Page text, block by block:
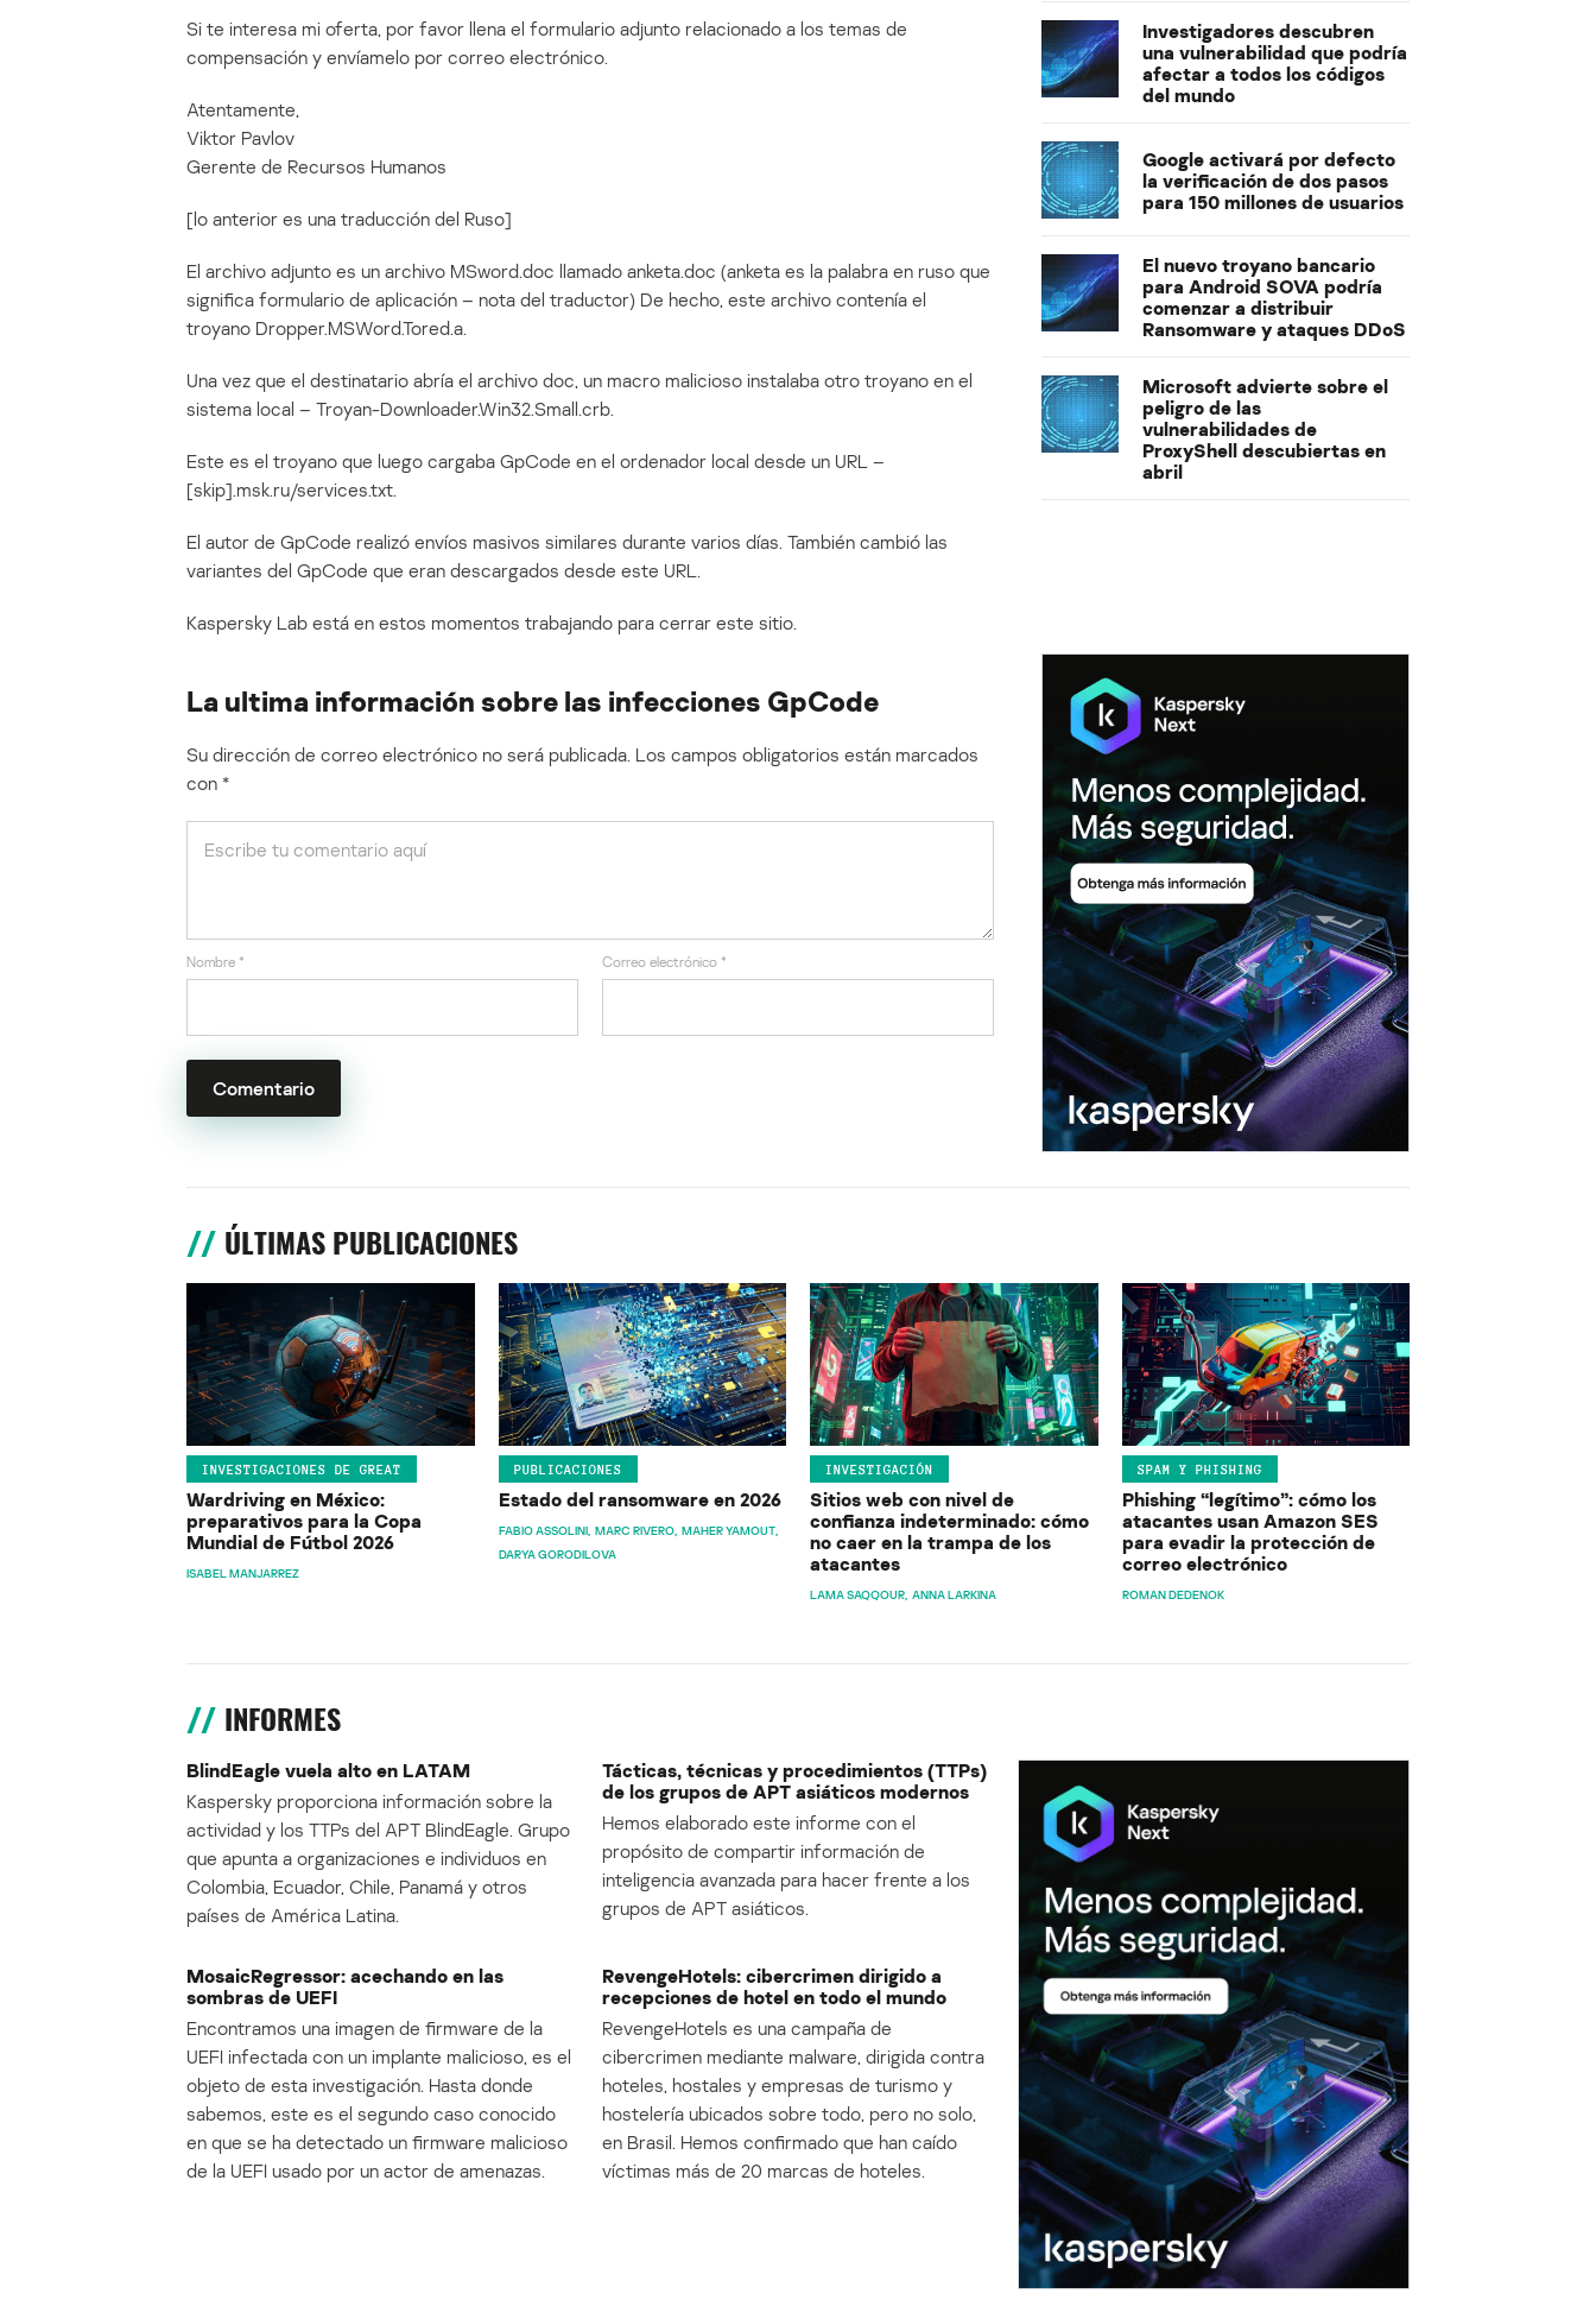
Si te interesa mi oferta, por favor llena el formulario adjunto relacionado a los temas de
compensación y envíamelo por correo electrónico.
Atentamente,
Viktor Pavlov
Gerente de Recursos Humanos
[lo anterior es una traducción del Ruso]
El archivo adjunto es un archivo MSword.doc llamado anketa.doc (anketa es la palabra en ruso que
significa formulario de aplicación – nota del traductor) De hecho, este archivo contenía el
troyano Dropper.MSWord.Tored.a.
Una vez que el destinatario abría el archivo doc, un macro malicioso instalaba otro troyano en el
sistema local – Troyan-Downloader.Win32.Small.crb.
Este es el troyano que luego cargaba GpCode en el ordenador local desde un URL –
[skip].msk.ru/services.txt.
El autor de GpCode realizó envíos masivos similares durante varios días. También cambió las
variantes del GpCode que eran descargados desde este URL.
Kaspersky Lab está en estos momentos trabajando para cerrar este sitio.
La ultima información sobre las infecciones GpCode
Su dirección de correo electrónico no será publicada. Los campos obligatorios están marcados
con *
Nombre * Correo electrónico *
Investigadores descubren
una vulnerabilidad que podría
afectar a todos los códigos
del mundo
Google activará por defecto
la verificación de dos pasos
para 150 millones de usuarios
El nuevo troyano bancario
para Android SOVA podría
comenzar a distribuir
Ransomware y ataques DDoS
Microsoft advierte sobre el
peligro de las
vulnerabilidades de
ProxyShell descubiertas en
abril
ÚLTIMAS PUBLICACIONES
INVESTIGACIONES DE GREAT
Wardriving en México:
preparativos para la Copa
Mundial de Fútbol 2026
ISABEL MANJARREZ
PUBLICACIONES
Estado del ransomware en 2026
FABIO ASSOLINI MARC RIVERO MAHER YAMOUT
DARYA GORODILOVA
INVESTIGACIÓN
Sitios web con nivel de
confianza indeterminado: cómo
no caer en la trampa de los
atacantes
LAMA SAQQOUR ANNA LARKINA
SPAM Y PHISHING
Phishing “legítimo”: cómo los
atacantes usan Amazon SES
para evadir la protección de
correo electrónico
ROMAN DEDENOK
INFORMES
BlindEagle vuela alto en LATAM
Kaspersky proporciona información sobre la
actividad y los TTPs del APT BlindEagle. Grupo
que apunta a organizaciones e individuos en
Colombia, Ecuador, Chile, Panamá y otros
países de América Latina.
Tácticas, técnicas y procedimientos (TTPs)
de los grupos de APT asiáticos modernos
Hemos elaborado este informe con el
propósito de compartir información de
inteligencia avanzada para hacer frente a los
grupos de APT asiáticos.
MosaicRegressor: acechando en las
sombras de UEFI
Encontramos una imagen de firmware de la
UEFI infectada con un implante malicioso, es el
objeto de esta investigación. Hasta donde
sabemos, este es el segundo caso conocido
en que se ha detectado un firmware malicioso
de la UEFI usado por un actor de amenazas.
RevengeHotels: cibercrimen dirigido a
recepciones de hotel en todo el mundo
RevengeHotels es una campaña de
cibercrimen mediante malware, dirigida contra
hoteles, hostales y empresas de turismo y
hostelería ubicados sobre todo, pero no solo,
en Brasil. Hemos confirmado que han caído
víctimas más de 20 marcas de hoteles.